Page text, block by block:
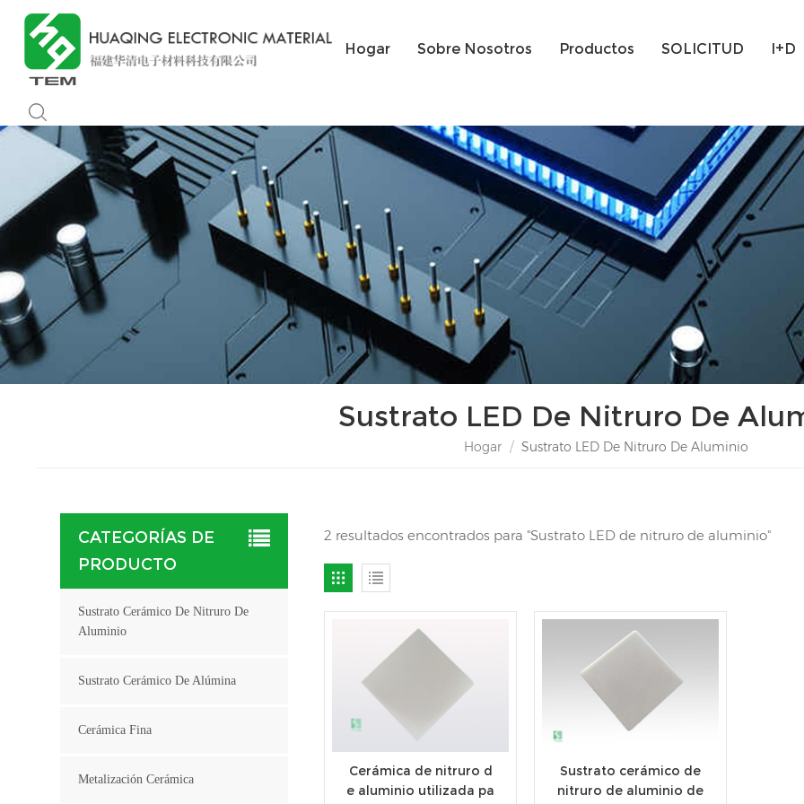
Hogar Sobre Nosotros Productos SOLICITUD I+D
Sustrato LED De Nitruro De
Hogar / Sustrato LED De Nitruro De Aluminio
2 resultados encontrados para "Sustrato LED de nitruro de aluminio"
Cerámica de nitruro d
e aluminio utilizada pa
Sustrato cerámico de
nitruro de aluminio de
CATEGORÍAS DE
PRODUCTO
Sustrato Cerámico De Nitruro De
Aluminio
Sustrato Cerámico De Alúmina
Cerámica Fina
Metalización Cerámica